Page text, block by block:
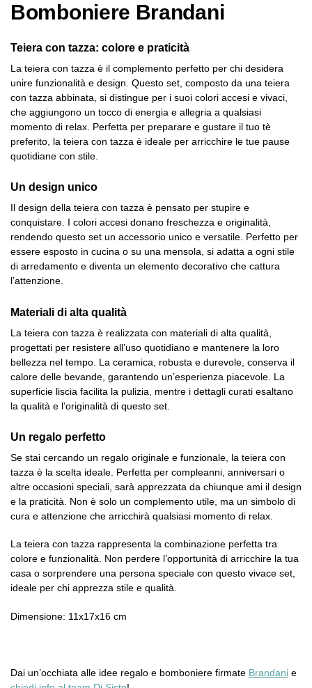
Bomboniere Brandani
Teiera con tazza: colore e praticità
La teiera con tazza è il complemento perfetto per chi desidera
unire funzionalità e design. Questo set, composto da una teiera
con tazza abbinata, si distingue per i suoi colori accesi e vivaci,
che aggiungono un tocco di energia e allegria a qualsiasi
momento di relax. Perfetta per preparare e gustare il tuo tè
preferito, la teiera con tazza è ideale per arricchire le tue pause
quotidiane con stile.
Un design unico
Il design della teiera con tazza è pensato per stupire e
conquistare. I colori accesi donano freschezza e originalità,
rendendo questo set un accessorio unico e versatile. Perfetto per
essere esposto in cucina o su una mensola, si adatta a ogni stile
di arredamento e diventa un elemento decorativo che cattura
l’attenzione.
Materiali di alta qualità
La teiera con tazza è realizzata con materiali di alta qualità,
progettati per resistere all’uso quotidiano e mantenere la loro
bellezza nel tempo. La ceramica, robusta e durevole, conserva il
calore delle bevande, garantendo un’esperienza piacevole. La
superficie liscia facilita la pulizia, mentre i dettagli curati esaltano
la qualità e l’originalità di questo set.
Un regalo perfetto
Se stai cercando un regalo originale e funzionale, la teiera con
tazza è la scelta ideale. Perfetta per compleanni, anniversari o
altre occasioni speciali, sarà apprezzata da chiunque ami il design
e la praticità. Non è solo un complemento utile, ma un simbolo di
cura e attenzione che arricchirà qualsiasi momento di relax.
La teiera con tazza rappresenta la combinazione perfetta tra
colore e funzionalità. Non perdere l’opportunità di arricchire la tua
casa o sorprendere una persona speciale con questo vivace set,
ideale per chi apprezza stile e qualità.
Dimensione: 11x17x16 cm
Dai un’occhiata alle idee regalo e bomboniere firmate Brandani e